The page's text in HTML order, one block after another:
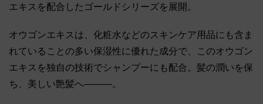
エキスを配合したゴールドシリーズを展開。
オウゴンエキスは、化粧水などのスキンケア用品にも含ま
れていることの多い保湿性に優れた成分で、このオウゴン
エキスを独自の技術でシャンプーにも配合。髪の潤いを保
ち、美しい艶髪へ―――。